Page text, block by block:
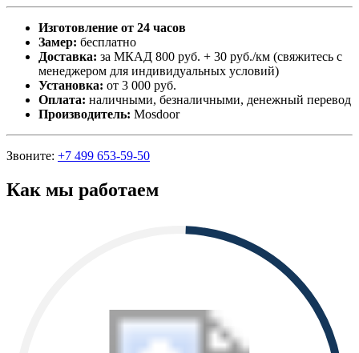
Изготовление от 24 часов
Замер: бесплатно
Доставка: за МКАД 800 руб. + 30 руб./км (свяжитесь с
менеджером для индивидуальных условий)
Установка: от 3 000 руб.
Оплата: наличными, безналичными, денежный перевод
Производитель: Mosdoor
Звоните: +7 499 653-59-50
Как мы работаем